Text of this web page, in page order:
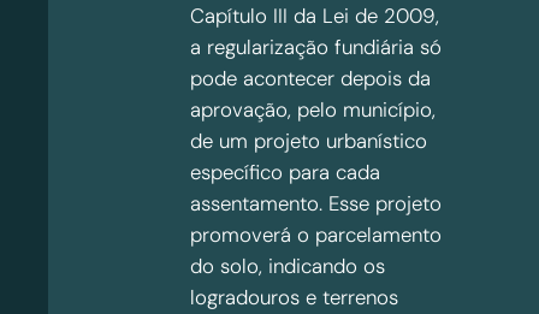
Capítulo III da Lei de 2009,
a regularização fundiária só
pode acontecer depois da
aprovação, pelo município,
de um projeto urbanístico
específico para cada
assentamento. Esse projeto
promoverá o parcelamento
do solo, indicando os
logradouros e terrenos